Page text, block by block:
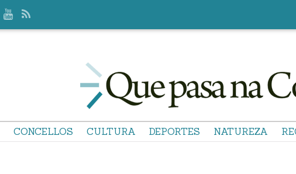
CONCELLOS CULTURA DEPORTES NATUREZA